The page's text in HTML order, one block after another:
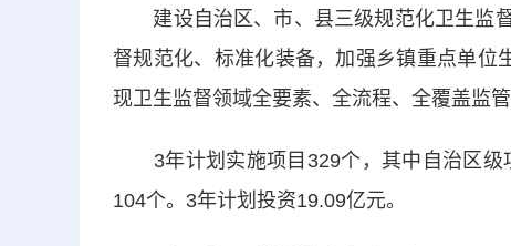
建设自治区、市、县三级规范化卫生监督
督规范化、标准化装备，加强乡镇重点单位
现卫生监督领域全要素、全流程、全覆盖监管
3年计划实施项目329个，其中自治区级
104个。3年计划投资19.09亿元。